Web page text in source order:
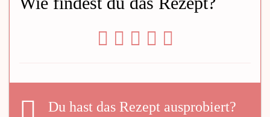
Du hast das Rezept ausprobiert?